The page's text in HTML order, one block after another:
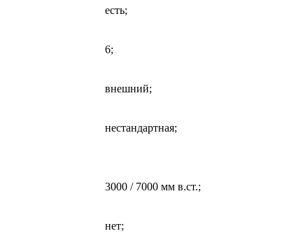
есть;
6;
внешний;
нестандартная;
3000 / 7000 мм в.ст.;
нет;